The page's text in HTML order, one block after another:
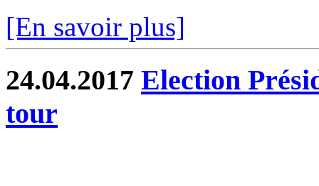
[En savoir plus]
24.04.2017 Election
tour